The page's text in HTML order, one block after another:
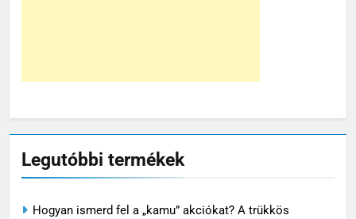
Legutóbbi termékek
Hogyan ismerd fel a „kamu” akciókat? A trükkös